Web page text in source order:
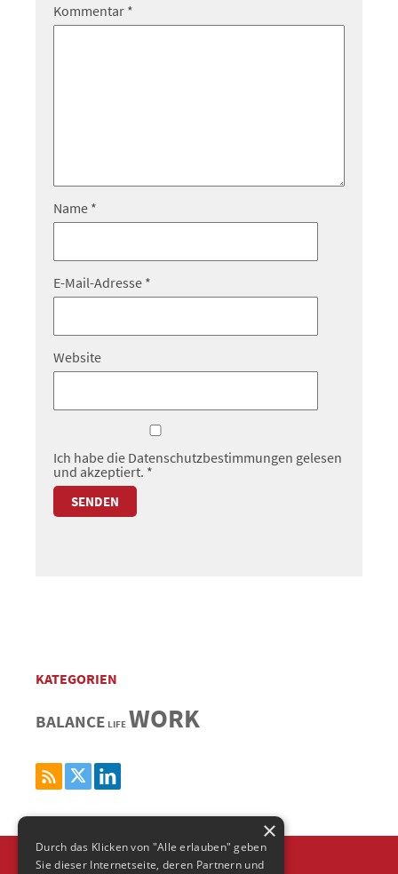
Kommentar *
Name *
E-Mail-Adresse *
Website
Ich habe die Datenschutzbestimmungen gelesen
und akzeptiert. *
KATEGORIEN
BALANCE LIFE WORK
×
Durch das Klicken von "Alle erlauben" geben
Sie dieser Internetseite, deren Partnern und